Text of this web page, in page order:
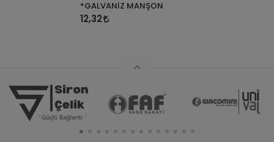
*GALVANİZ MANŞON
12,32